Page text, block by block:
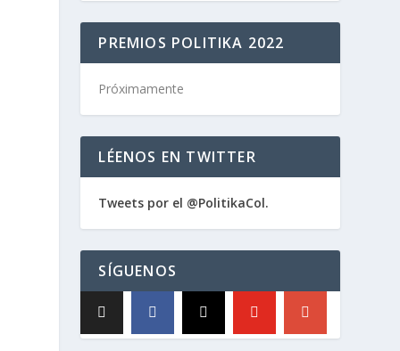
PREMIOS POLITIKA 2022
Próximamente
LÉENOS EN TWITTER
Tweets por el @PolitikaCol.
SÍGUENOS